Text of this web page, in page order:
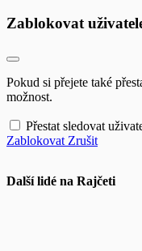
Zablokovat
Pokud si přejete také
možnost.
Přestat sledovat
Zablokovat Zrušit
Další lidé na Rajčeti